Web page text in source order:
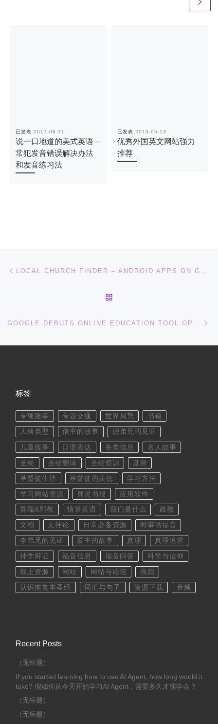
已发表 2017-08-31
说一口地道的美式英语 –
常犯发音错误解决办法
和发音练习法
已发表 2015-05-13
优秀外国英文网站强力
推荐
文章导航
标签
专项服事 专题交通 世界局势 书籍
人格类型 信主的故事 倪弟兄的见证
儿童服事 口语表达 各类信息 名人故事
圣经 圣经翻译 圣经资源 基督
基督徒生活 基督徒的美德 学习方法
学习网站资源 属灵书报 应用软件
异端&邪教 情景英语 我们是什么 政教
文档 无神论 日常必备资源 时事话福音
李弟兄的见证 爱主的故事 真理 真理追求
神学辩证 福音信息 福音问答 科学与信仰
线上资源 网站 网站与论坛 视频
认识恢复本圣经 词汇与句子 资源下载 音频
Recent Posts
（无标题）
If you started learning how to use AI Agent, how long would it
take? 假如你从今天开始学习AI Agent，需要多久才能学会？
（无标题）
（无标题）